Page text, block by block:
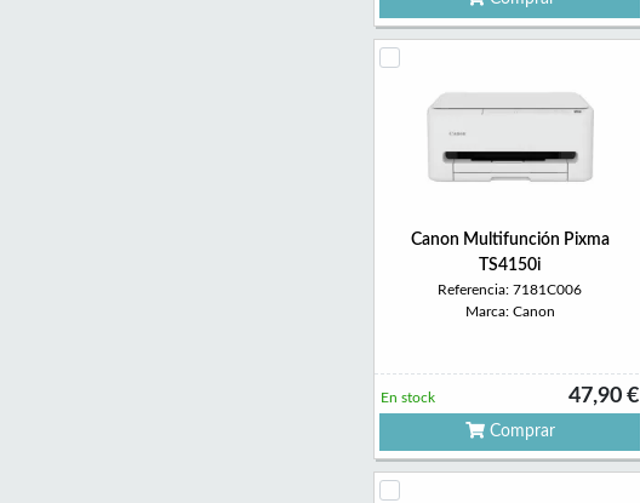
Canon Multifunción Pixma
TS4150i
Referencia: 7181C006
Marca: Canon
47,90 €
En stock
Comprar